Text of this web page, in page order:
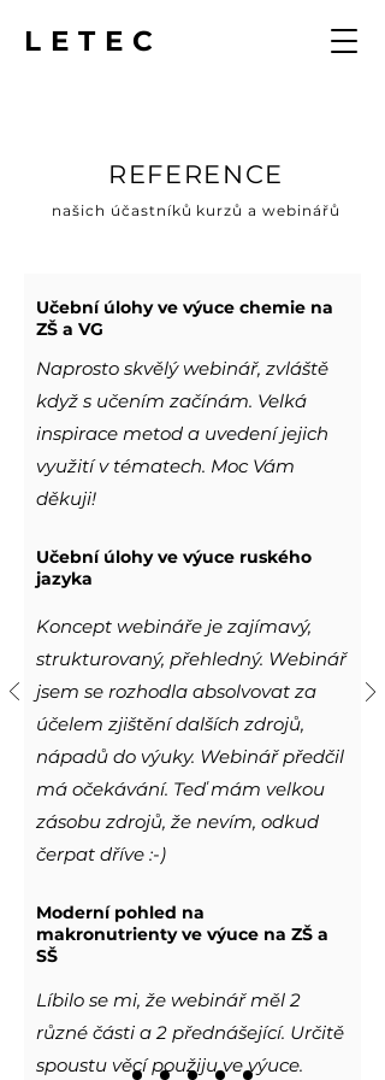
LETEC
REFERENCE
našich účastníků kurzů a webinářů
Učební úlohy ve výuce chemie na
ZŠ a VG
Naprosto skvělý webinář, zvláště
když s učením začínám. Velká
inspirace metod a uvedení jejich
využití v tématech. Moc Vám
děkuji!
Učební úlohy ve výuce ruského
jazyka
Koncept webináře je zajímavý,
strukturovaný, přehledný. Webinář
jsem se rozhodla absolvovat za
účelem zjištění dalších zdrojů,
nápadů do výuky. Webinář předčil
má očekávání. Teď mám velkou
zásobu zdrojů, že nevím, odkud
čerpat dříve :-)
Moderní pohled na
makronutrienty ve výuce na ZŠ a
SŠ
Líbilo se mi, že webinář měl 2
různé části a 2 přednášející. Určitě
spoustu věcí použiju ve výuce.